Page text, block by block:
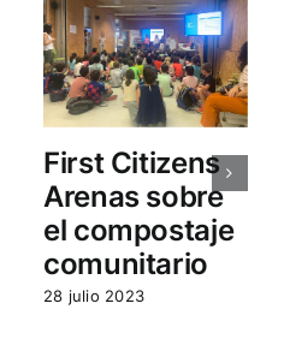
First Citizens
Arenas sobre
el compostaje
comunitario
28 julio 2023